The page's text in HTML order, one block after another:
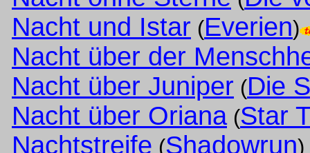
Nacht und Istar (Everien)
Nacht über der
Nacht über Juniper (Die
Nacht über Oriana(Star
Nachtstreife (Shadowrun)